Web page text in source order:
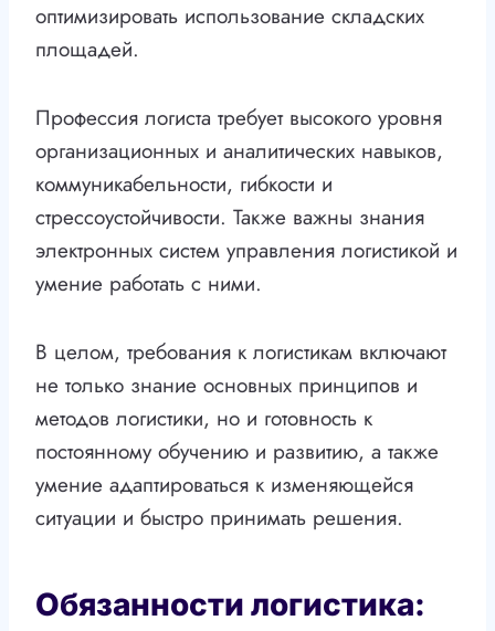
оптимизировать использование складских
площадей.
Профессия логиста требует высокого уровня
организационных и аналитических навыков,
коммуникабельности, гибкости и
стрессоустойчивости. Также важны знания
электронных систем управления логистикой и
умение работать с ними.
В целом, требования к логистикам включают
не только знание основных принципов и
методов логистики, но и готовность к
постоянному обучению и развитию, а также
умение адаптироваться к изменяющейся
ситуации и быстро принимать решения.
Обязанности логистика: